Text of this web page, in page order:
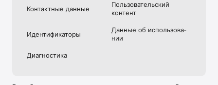
- Подписка составляет 14,99 долларов США за 1 месяц с
59,99 доллара США в год
подтверждении покупки
- Подписка автоматически возобновляется, если
мере за 24 часа до окончания текущего периода
Контактные данные
Пользова­тель­ский
контент
Идентифика­торы
Данные об использова­
нии
Диагностика